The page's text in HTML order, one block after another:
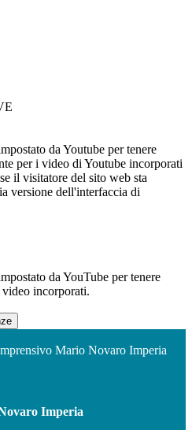
da Youtube per tenere
per i video di Youtube incorporati
il visitatore del sito web sta
versione dell'interfaccia di
da YouTube per tenere
incorporati.
Mario Novaro Imperia
Imperia